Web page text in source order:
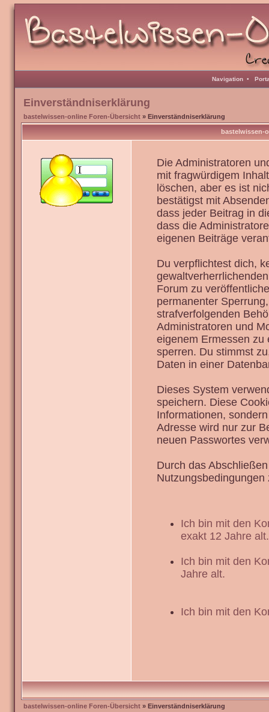
Navigation •
Einverständniserklärung
bastelwissen-online Foren-Übersicht » Einverständniserklärung
bastelwissen-
Die Administratoren
mit fragwürdigem
löschen, aber es ist
bestätigst mit
dass jeder Beitrag in
dass die
eigenen Beiträge
Du verpflichtest dich,
Forum zu
permanenter
strafverfolgenden
Administratoren und
eigenem Ermessen zu
sperren. Du stimmst
Daten in einer
Dieses System
speichern. Diese
Informationen,
Adresse wird nur zur
neuen Passwortes
Durch das
Nutzungsbedingungen
Ich bin mit den
exakt 12 Jahre alt.
Ich bin mit den
Jahre alt.
Ich bin mit den
bastelwissen-online Foren-Übersicht » Einverständniserklärung